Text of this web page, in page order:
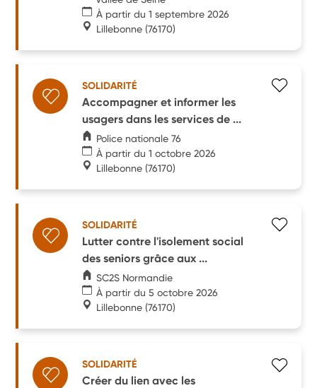
À partir du 1 septembre 2026
Lillebonne (76170)
SOLIDARITÉ
Accompagner et informer les
usagers dans les services de ...
Police nationale 76
À partir du 1 octobre 2026
Lillebonne (76170)
SOLIDARITÉ
Lutter contre l'isolement social
des seniors grâce aux ...
SC2S Normandie
À partir du 5 octobre 2026
Lillebonne (76170)
SOLIDARITÉ
Créer du lien avec les